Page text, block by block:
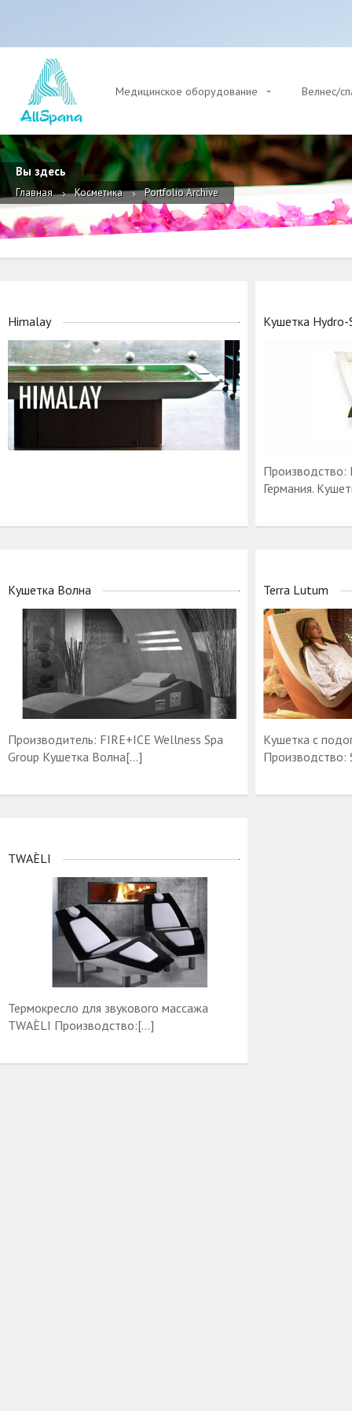
Медицинское оборудование Велнес/
Вы здесь
Главная Косметика Portfolio Archive
Himalay Кушетка Hydro-
Производство:
Германия.
Кушетка Волна
Производитель: FIRE+ICE Wellness Spa
Group Кушетка Волна[…]
Terra Lutum
Кушетка с
Производство:
TWAÈLI
Термокресло для звукового массажа
TWAÈLI Производство:[…]